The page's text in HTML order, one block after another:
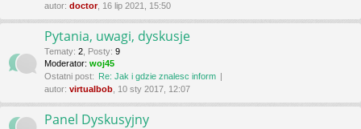
autor: doctor, 16 lip 2021, 15:50
Pytania, uwagi, dyskusje
Tematy: 2 Posty: 9
Moderator: woj45
Ostatni post: Re: Jak i gdzie znalesc inform
autor: virtualbob , 10 sty 2017, 12:07
Panel Dyskusyjny